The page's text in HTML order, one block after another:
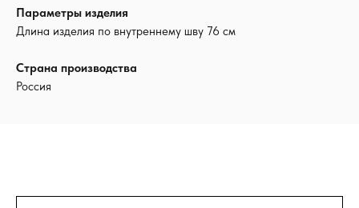
Параметры изделия
Длина изделия по внутреннему шву 76 см
Страна производства
Россия